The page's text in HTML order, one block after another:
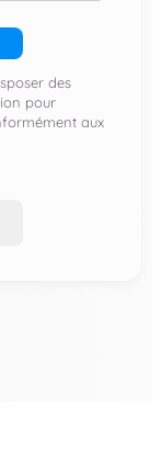
des
pour
aux